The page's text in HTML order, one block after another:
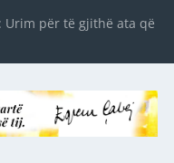
Urim për të gjithë ata që